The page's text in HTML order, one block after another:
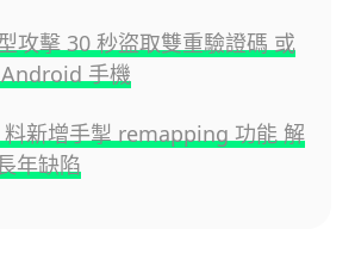
攻擊 30 秒盜取雙重驗證碼 或
手機
新增手掣 remapping 功能 解
年缺陷